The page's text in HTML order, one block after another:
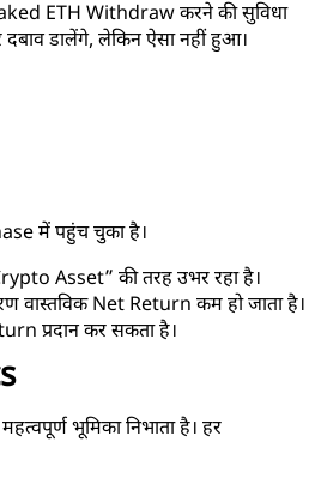
ETH Withdraw करने की सुविधा
डालेंगे, लेकिन ऐसा नहीं हुआ।
में पहुंच चुका है।
Asset” की तरह उभर रहा है।
वास्तविक Net Return कम हो जाता है।
प्रदान कर सकता है।
भूमिका निभाता है। हर